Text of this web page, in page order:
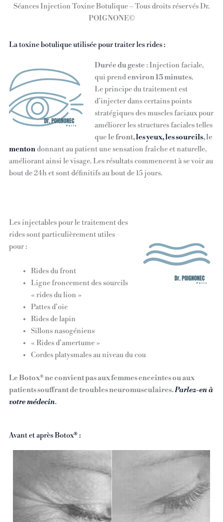
Séances Injection Toxine Botulique – Tous droits réservés Dr.
POIGNONE©
La toxine botulique utilisée pour traiter les rides :
Durée du geste : Injection faciale,
qui prendenviron 15 minutes.
Le principe du traitement est
d’injecter dans certains points
stratégiques des muscles faciaux pour
améliorer les structures faciales telles
quele front,les yeux, les sourcils, le
mentondonnant au patient une sensation fraîche et naturelle,
améliorant ainsi le visage. Les résultats commencent à se voir au
bout de 24h et sont définitifs au bout de 15 jours.
Les injectables pour le traitement des
rides sont particulièrement utiles
pour :
Rides du front
Ligne froncement des sourcils
« rides du lion »
Pattes d’oie
Rides de lapin
Sillons nasogéniens
« Rides d’amertume »
Cordes platysmales au niveau du cou
Le Botox® ne convient pas aux femmes enceintes ou aux
patients souffrant de troubles neuromusculaires.Parlez-en à
votre médecin.
Avant et après Botox® :